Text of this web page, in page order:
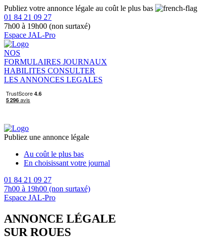
Publiez votre annonce légale au coût le plus bas
01 84 21 09 27
7h00 à 19h00 (non surtaxé)
Espace JAL-Pro
NOS
FORMULAIRES JOURNAUX
HABILITES CONSULTER
LES ANNONCES LEGALES
Publiez une annonce légale
Au coût le plus bas
En choisissant votre journal
01 84 21 09 27
7h00 à 19h00 (non surtaxé)
Espace JAL-Pro
ANNONCE LÉGALE
SUR ROUES